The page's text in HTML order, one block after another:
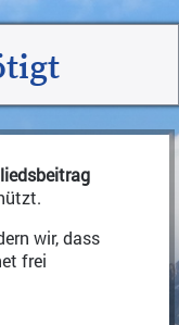
wir, dass
frei